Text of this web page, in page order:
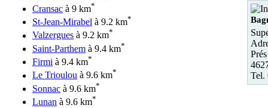
Cransac à 9 km*
St-Jean-Mirabel à 9.2 km*
Valzergues à 9.2 km*
Saint-Parthem à 9.4 km*
Firmi à 9.4 km*
Le Trioulou à 9.6 km*
Sonnac à 9.6 km*
Lunan à 9.6 km*
Tel.